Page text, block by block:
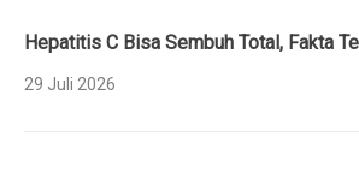
Hepatitis C Bisa Sembuh Total, Fakta
29 Juli 2026